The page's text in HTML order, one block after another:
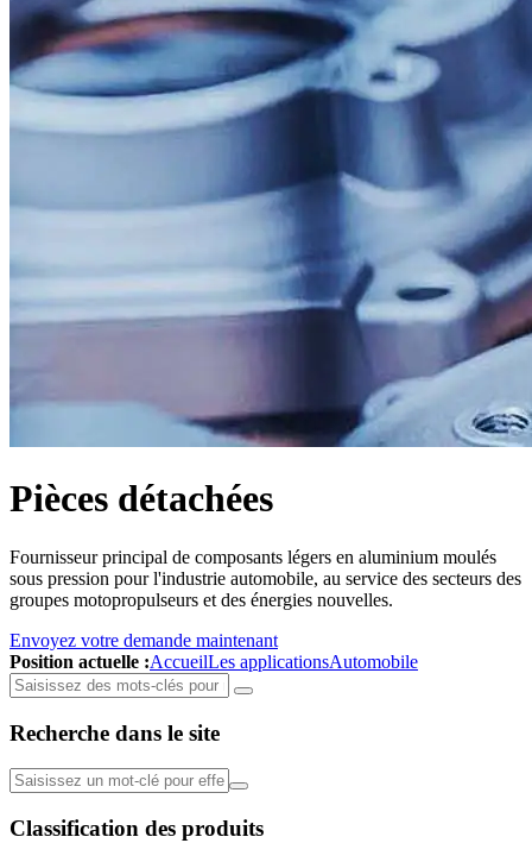
Pièces détachées
Fournisseur principal de composants légers en aluminium moulés
sous pression pour l'industrie automobile, au service des secteurs des
groupes motopropulseurs et des énergies nouvelles.
Envoyez votre demande maintenant
Position actuelle :AccueilLes applicationsAutomobile
Recherche dans le site
Classification des produits